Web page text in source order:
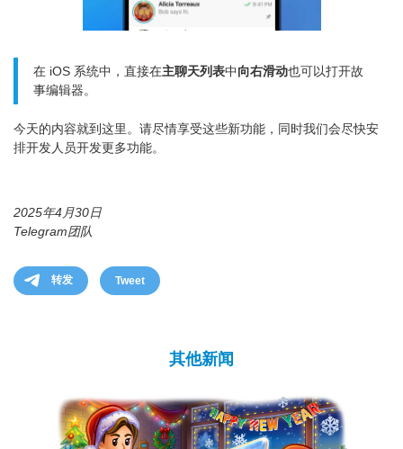
在 iOS 系统中，直接在主聊天列表中向右滑动也可以打开故
事编辑器。
今天的内容就到这里。请尽情享受这些新功能，同时我们会尽快安
排开发人员开发更多功能。
2025年4月30日
Telegram团队
转发 Tweet
其他新闻